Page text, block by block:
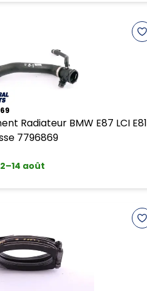
Radiateur BMW E87 LCI E81
7796869
août